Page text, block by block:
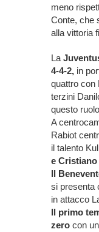
meno
Conte, che
alla vittoria
La
4-4-2, in
quattro con
terzini
questo
A
Rabiot
il talento
e
Il
si presenta
in attacco
Il primo
zero con